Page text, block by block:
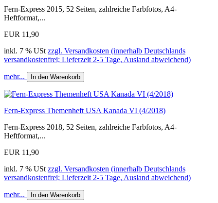
Fern-Express 2015, 52 Seiten, zahlreiche Farbfotos, A4-
Heftformat,...
EUR 11,90
inkl. 7 % USt zzgl. Versandkosten (innerhalb Deutschlands
versandkostenfrei; Lieferzeit 2-5 Tage, Ausland abweichend)
mehr... In den Warenkorb
Fern-Express Themenheft USA Kanada VI (4/2018)
Fern-Express 2018, 52 Seiten, zahlreiche Farbfotos, A4-
Heftformat,...
EUR 11,90
inkl. 7 % USt zzgl. Versandkosten (innerhalb Deutschlands
versandkostenfrei; Lieferzeit 2-5 Tage, Ausland abweichend)
mehr... In den Warenkorb